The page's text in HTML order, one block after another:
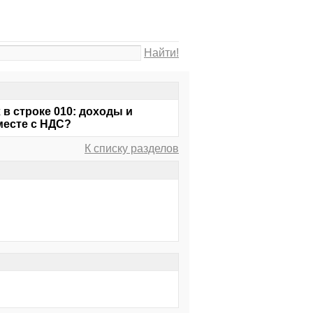
Найти!
строке 010: доходы и
с НДС?
К списку разделов